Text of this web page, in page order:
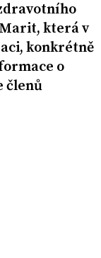
která v
konkrétně
o
členů